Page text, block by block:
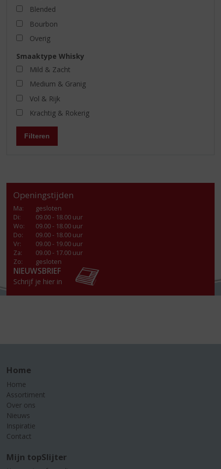
Blended
Bourbon
Overig
Smaaktype Whisky
Mild & Zacht
Medium & Granig
Vol & Rijk
Krachtig & Rokerig
Filteren
Openingstijden
Ma:
gesloten
Di:
09.00 - 18.00 uur
Wo:
09.00 - 18.00 uur
Do:
09.00 - 18.00 uur
Vr:
09.00 - 19.00 uur
Za:
09.00 - 17.00 uur
Zo:
gesloten
NIEUWSBRIEF
Schrijf je hier in
Home
Home
Assortiment
Over ons
Nieuws
Inspiratie
Contact
Mijn topSlijter